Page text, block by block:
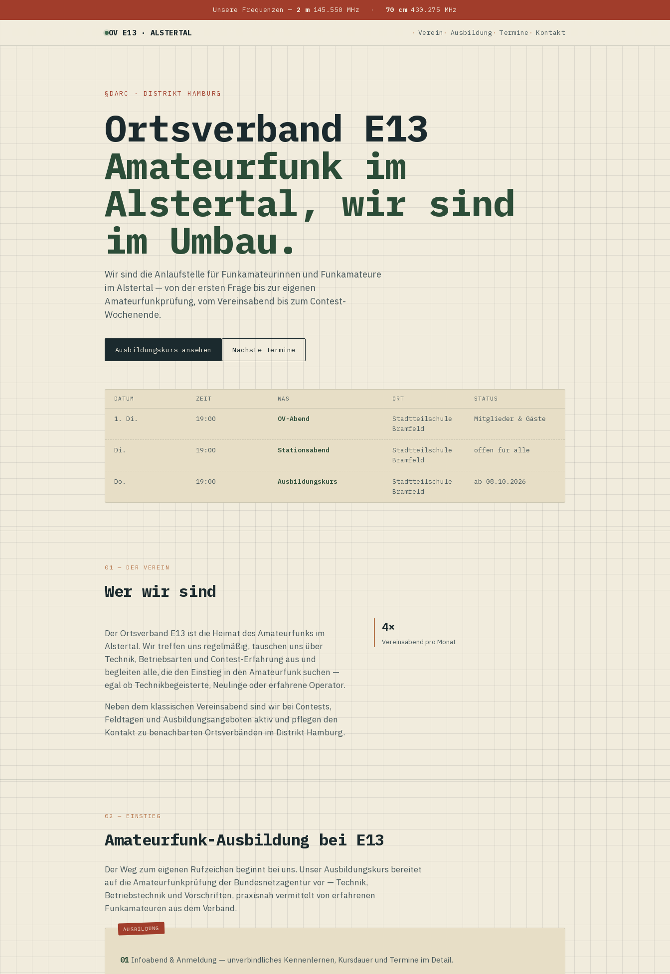
Unsere Frequenzen — 2 m145.550 MHz · 70 cm430.275 MHz
OV E13 · ALSTERTAL Verein Ausbildung Termine Kontakt
DARC · DISTRIKT HAMBURG
Ortsverband E13
Amateurfunk im
Alstertal, wir sind
im Umbau.
Wir sind die Anlaufstelle für Funkamateurinnen und Funkamateure
im Alstertal — von der ersten Frage bis zur eigenen
Amateurfunkprüfung, vom Vereinsabend bis zum Contest-
Wochenende.
Ausbildungskurs ansehen Nächste Termine
DATUM ZEIT WAS ORT STATUS
1. Di. 19:00 OV-Abend
Stadtteilschule
Bramfeld
Mitglieder & Gäste
Di. 19:00 Stationsabend
Stadtteilschule
Bramfeld
offen für alle
Do. 19:00 Ausbildungskurs
Stadtteilschule
Bramfeld
ab 08.10.2026
01 — DER VEREIN
Wer wir sind
Der Ortsverband E13 ist die Heimat des Amateurfunks im
Alstertal. Wir treffen uns regelmäßig, tauschen uns über
Technik, Betriebsarten und Contest-Erfahrung aus und
begleiten alle, die den Einstieg in den Amateurfunk suchen —
egal ob Technikbegeisterte, Neulinge oder erfahrene Operator.
Neben dem klassischen Vereinsabend sind wir bei Contests,
Feldtagen und Ausbildungsangeboten aktiv und pflegen den
Kontakt zu benachbarten Ortsverbänden im Distrikt Hamburg.
4×
Vereinsabend pro Monat
02 — EINSTIEG
Amateurfunk-Ausbildung bei E13
Der Weg zum eigenen Rufzeichen beginnt bei uns. Unser Ausbildungskurs bereitet
auf die Amateurfunkprüfung der Bundesnetzagentur vor — Technik,
Betriebstechnik und Vorschriften, praxisnah vermittelt von erfahrenen
Funkamateuren aus dem Verband.
01 Infoabend & Anmeldung — unverbindliches Kennenlernen, Kursdauer und Termine im Detail.